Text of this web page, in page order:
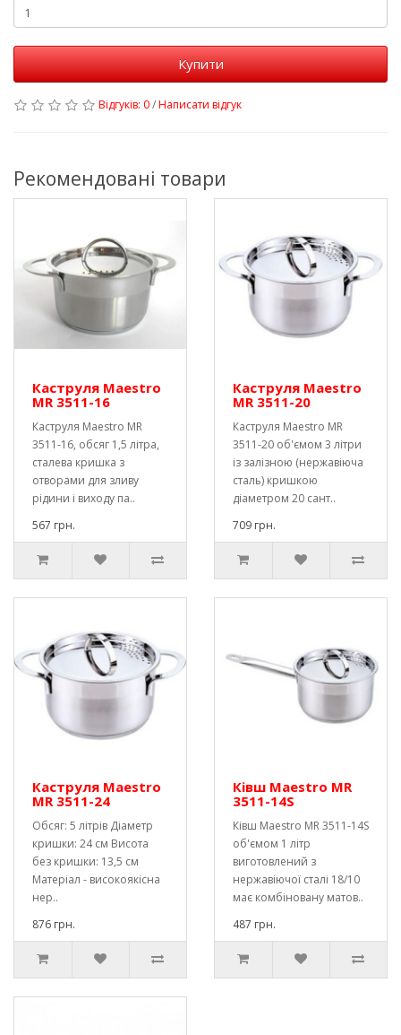
Купити
Відгуків: 0/Написати відгук
Рекомендовані товари
Каструля Maestro
MR 3511-16
Каструля Maestro MR
3511-16, обсяг 1,5 літра,
сталева кришка з
отворами для зливу
рідини і виходу па..
567 грн.
Каструля Maestro
MR 3511-20
Каструля Maestro MR
3511-20 об'ємом 3 літри
із залізною (нержавіюча
сталь) кришкою
діаметром 20 сант..
709 грн.
Каструля Maestro
MR 3511-24
Обсяг: 5 літрів Діаметр
кришки: 24 см Висота
без кришки: 13,5 см
Матеріал - високоякісна
нер..
876 грн.
Ківш Maestro MR
3511-14S
Ківш Maestro MR 3511-14S
об'ємом 1 літр
виготовлений з
нержавіючої сталі 18/10
має комбіновану матов..
487 грн.